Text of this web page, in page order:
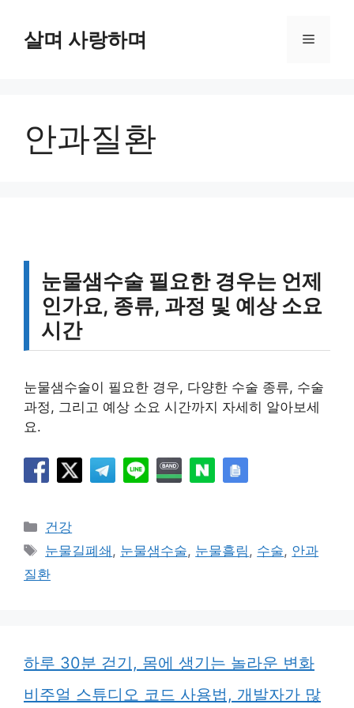
살며 사랑하며 메
안과질환
눈물샘수술 필요한 경우는 언제
인가요, 종류, 과정 및 예상 소요
시간
눈물샘수술이 필요한 경우, 다양한 수술 종류, 수술
과정, 그리고 예상 소요 시간까지 자세히 알아보세
요.
카
테
리
건강
태
그
눈물길폐쇄 , 눈물샘수술, 눈물흘림 , 수술, 안과
질환
하루 30분 걷기, 몸에 생기는 놀라운 변화
비주얼 스튜디오 코드 사용법, 개발자가 많